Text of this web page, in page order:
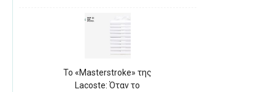
Το «Masterstroke» της
Lacoste: Όταν το